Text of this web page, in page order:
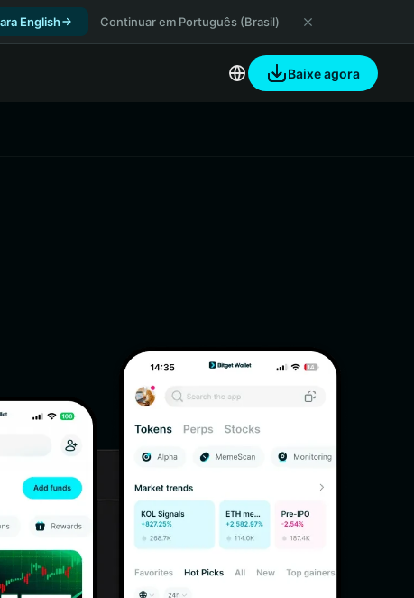
English Continuar em Português (Brasil)
Baixe agora